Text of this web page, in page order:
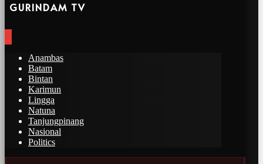
GURINDAM TV
Anambas
Batam
Bintan
Karimun
Lingga
Natuna
Tanjungpinang
Nasional
Politics